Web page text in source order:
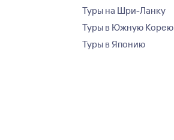
Туры на Шри-Ланку
Туры в Южную Корею
Туры в Японию